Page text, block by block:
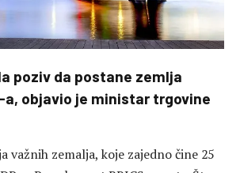
poziv da postane zemlja
a, objavio je ministar trgovine
važnih zemalja, koje zajedno čine 25